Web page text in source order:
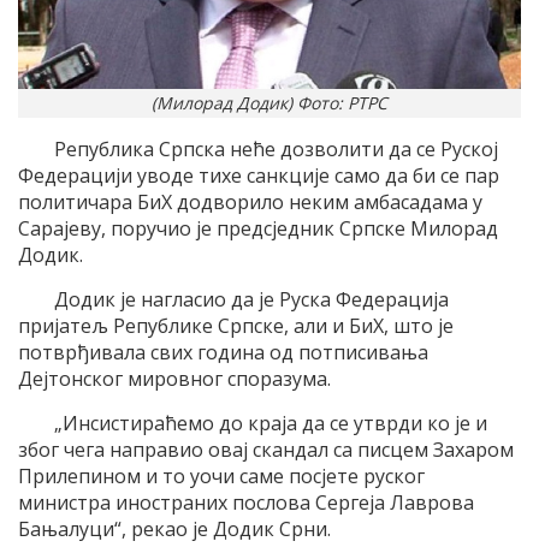
(Милорад Додик) Фото: РТРС
Република Српска неће дозволити да се Руској
Федерацији уводе тихе санкције само да би се пар
политичара БиХ додворило неким амбасадама у
Сарајеву, поручио је предсједник Српске Милорад
Додик.
Додик је нагласио да је Руска Федерација
пријатељ Републике Српске, али и БиХ, што је
потврђивала свих година од потписивања
Дејтонског мировног споразума.
„Инсистираћемо до краја да се утврди ко је и
због чега направио овај скандал са писцем Захаром
Прилепином и то уочи саме посјете руског
министра иностраних послова Сергеја Лаврова
Бањалуци“, рекао је Додик Срни.